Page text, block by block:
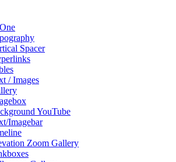
Spacer
/ Images
YouTube
Imagebar
Zoom Gallery